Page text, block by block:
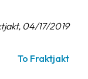
04/17/2019
To Fraktjakt